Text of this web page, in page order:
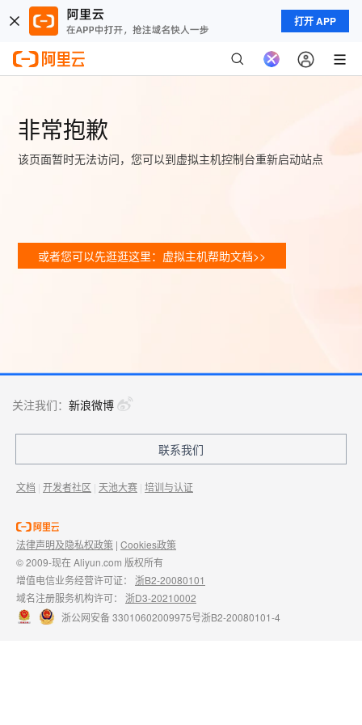
打开 APP
非常抱歉
该页面暂时无法访问，您可以到虚拟主机控制台重新启动站点
或者您可以先逛逛这里：虚拟主机帮助文档>>